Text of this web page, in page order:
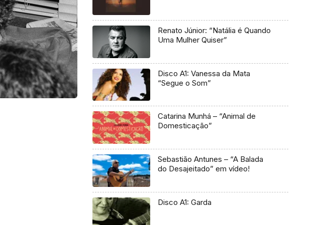
Renato Júnior: “Natália é Quando
Uma Mulher Quiser”
Disco A1: Vanessa da Mata
“Segue o Som”
Catarina Munhá – “Animal de
Domesticação”
Sebastião Antunes – “A Balada
do Desajeitado” em vídeo!
Disco A1: Garda